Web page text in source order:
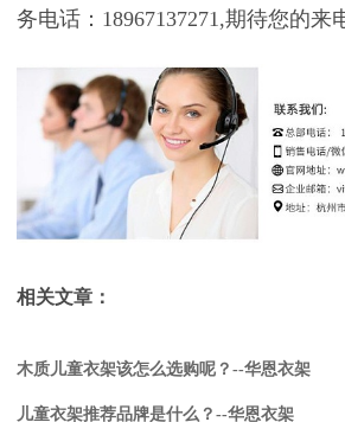
务电话： 18967137271,期待您的来
相关文章：
木质儿童衣架该怎么选购呢？--华恩衣架
儿童衣架推荐品牌是什么？--华恩衣架